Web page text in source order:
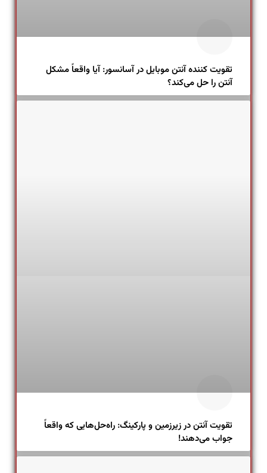
تقویت کننده آنتن موبایل در آسانسور: آیا واقعاً مشکل
آنتن را حل می‌کند؟
تقویت آنتن در زیرزمین و پارکینگ: راه‌حل‌هایی که واقعاً
جواب می‌دهند!